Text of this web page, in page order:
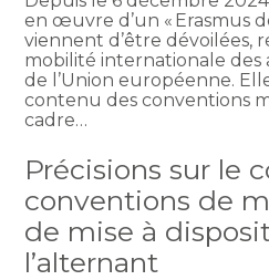
en œuvre d’un « Erasmus
viennent d’être dévoilées,
mobilité internationale des
de l’Union européenne.
contenu des conventions
cadre…
Précisions sur le
conventions de
de mise à
l’alternant